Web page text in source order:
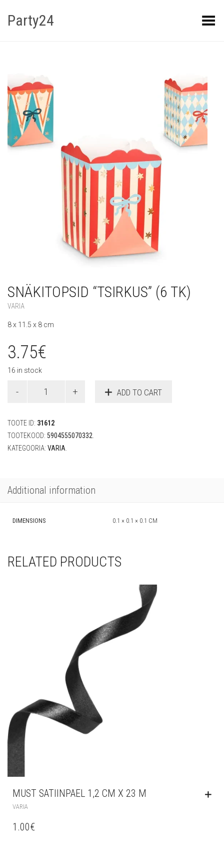
Party24 Kuva menüü
SNÄKITOPSID “TSIRKUS” (6 TK)
VARIA
8 x 11.5 x 8 cm
3.75€
16 in stock
"Tsirkus"
quantity
ADD TO CART
TOOTE ID: 31612
TOOTEKOOD: 5904555070332.
KATEGOORIA: VARIA.
Additional information
DIMENSIONS 0.1 × 0.1 × 0.1 CM
RELATED PRODUCTS
MUST SATIINPAEL 1,2 CM X 23 M
VARIA
1.00€